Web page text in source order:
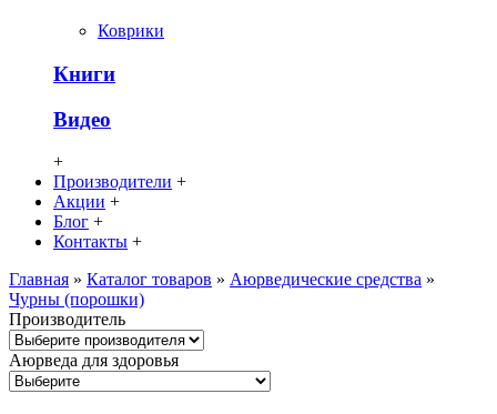
Коврики
Книги
Видео
+
Производители +
Акции +
Блог +
Контакты +
Главная » Каталог товаров » Аюрведические средства »
Чурны (порошки)
Производитель
Аюрведа для здоровья